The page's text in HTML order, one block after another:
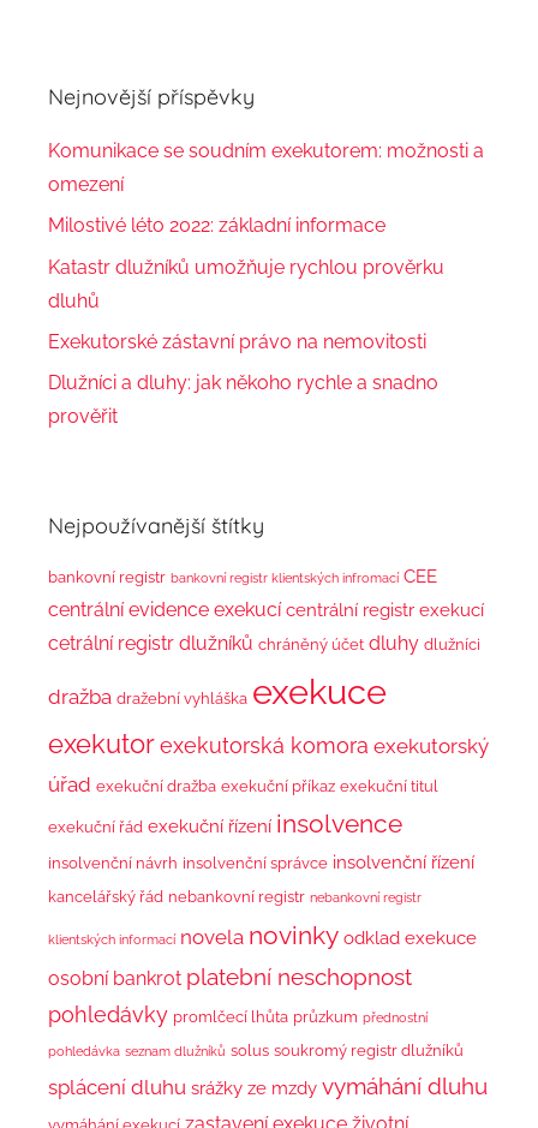
Nejnovější příspěvky
Komunikace se soudním exekutorem: možnosti a
omezení
Milostivé léto 2022: základní informace
Katastr dlužníků umožňuje rychlou prověrku
dluhů
Exekutorské zástavní právo na nemovitosti
Dlužníci a dluhy: jak někoho rychle a snadno
prověřit
Nejpoužívanější štítky
bankovní registr bankovní registr klientských infromací CEE
centrální evidence exekucí centrální registr exekucí
cetrální registr dlužníků chráněný účet dluhy dlužníci
dražba dražební vyhláška exekuce
exekutorexekutorská komora exekutorský
úřad exekuční dražba exekuční příkaz exekuční titul
exekuční řád exekuční řízení insolvence
insolvenční návrh insolvenční správce insolvenční řízení
kancelářský řád nebankovní registr nebankovní registr
klientských informací novela novinky odklad exekuce
osobní bankrot platební neschopnost
pohledávky promlčecí lhůta průzkum přednostní
pohledávka seznam dlužníků solus soukromý registr dlužníků
splácení dluhu srážky ze mzdy vymáhání dluhu